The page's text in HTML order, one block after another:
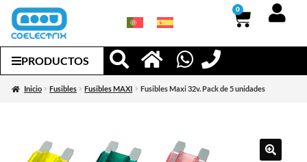
0
PRODUCTOS
Inicio Fusibles Fusibles MAXI Fusibles Maxi 32v. Pack de 5 unidades